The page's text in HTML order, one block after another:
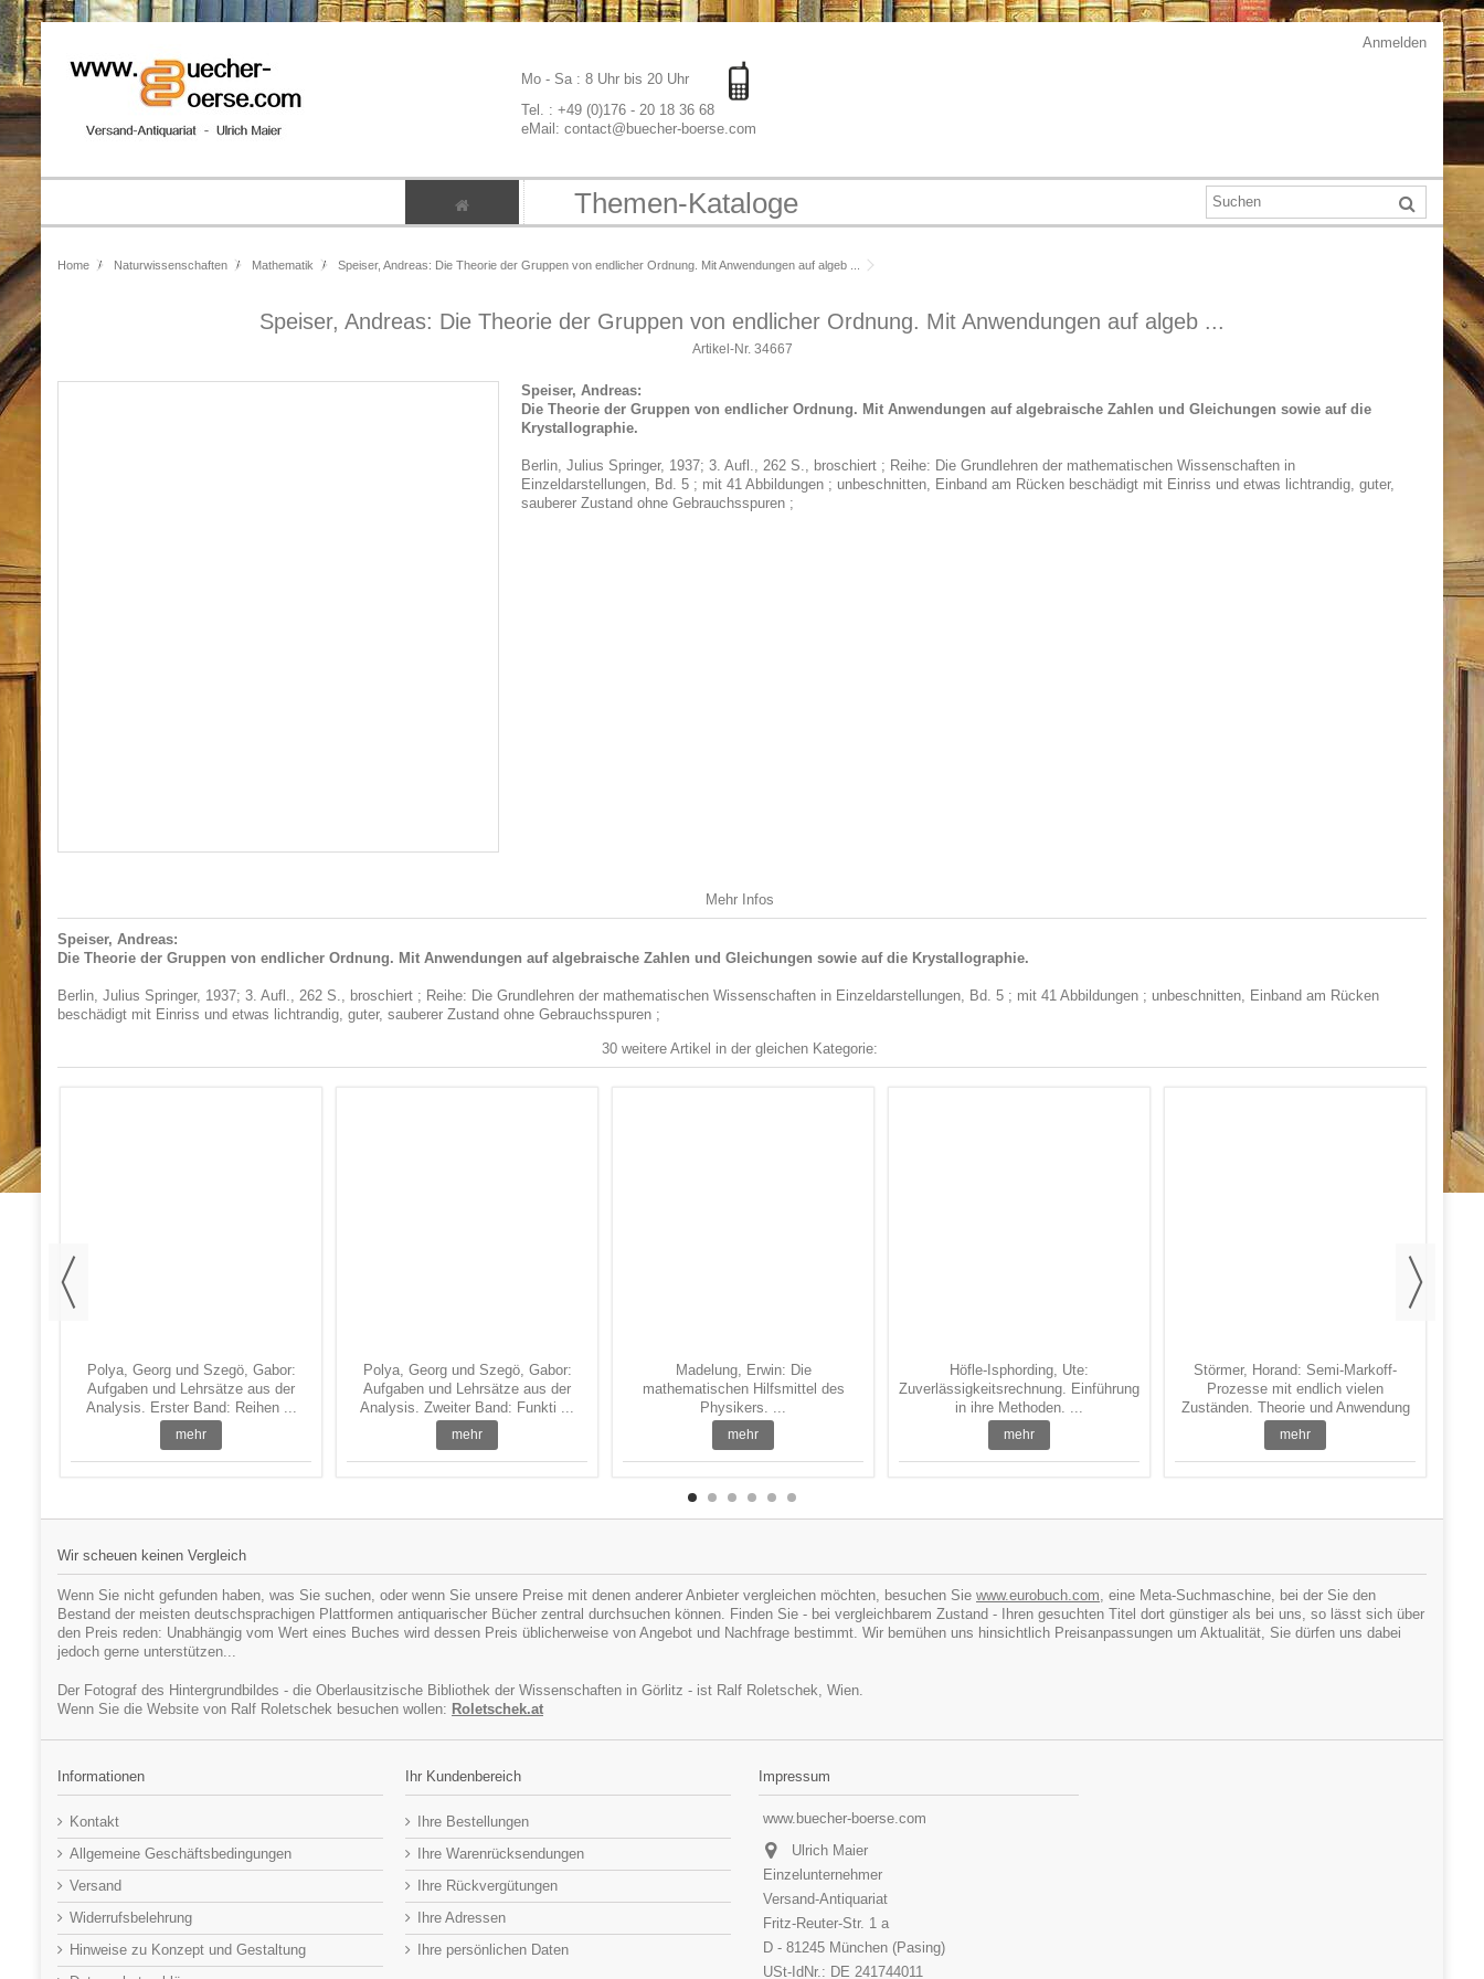
Mo - Sa : 8 Uhr bis 20 Uhr
Tel. : +49 (0)176 - 20 18 36 68
eMail: contact@buecher-boerse.com
Anmelden
Themen-Kataloge
Home Naturwissenschaften Mathematik Speiser, Andreas: Die Theorie der Gruppen von endlicher Ordnung. Mit Anwendungen auf algeb ...
Speiser, Andreas: Die Theorie der Gruppen von endlicher Ordnung. Mit Anwendungen auf algeb ...
Artikel-Nr. 34667
Speiser, Andreas:
Die Theorie der Gruppen von endlicher Ordnung. Mit Anwendungen auf algebraische Zahlen und Gleichungen sowie auf die
Krystallographie.
Berlin, Julius Springer, 1937; 3. Aufl., 262 S., broschiert ; Reihe: Die Grundlehren der mathematischen Wissenschaften in
Einzeldarstellungen, Bd. 5 ; mit 41 Abbildungen ; unbeschnitten, Einband am Rücken beschädigt mit Einriss und etwas lichtrandig, guter,
sauberer Zustand ohne Gebrauchsspuren ;
Mehr Infos
Speiser, Andreas:
Die Theorie der Gruppen von endlicher Ordnung. Mit Anwendungen auf algebraische Zahlen und Gleichungen sowie auf die Krystallographie.
Berlin, Julius Springer, 1937; 3. Aufl., 262 S., broschiert ; Reihe: Die Grundlehren der mathematischen Wissenschaften in Einzeldarstellungen, Bd. 5 ; mit 41 Abbildungen ; unbeschnitten, Einband am Rücken
beschädigt mit Einriss und etwas lichtrandig, guter, sauberer Zustand ohne Gebrauchsspuren ;
30 weitere Artikel in der gleichen Kategorie:
die
Polya, Georg und Szegö, Gabor:
Aufgaben und Lehrsätze aus der
Analysis. Erster Band: Reihen ...
mehr
Polya, Georg und Szegö, Gabor:
Aufgaben und Lehrsätze aus der
Analysis. Zweiter Band: Funkti ...
mehr
Madelung, Erwin: Die
mathematischen Hilfsmittel des
Physikers. ...
mehr
Höfle-Isphording, Ute:
Zuverlässigkeitsrechnung. Einführung
in ihre Methoden. ...
mehr
Störmer, Horand: Semi-Markoff-
Prozesse mit endlich vielen
Zuständen. Theorie und Anwendung
...
mehr
Wir scheuen keinen Vergleich
Wenn Sie nicht gefunden haben, was Sie suchen, oder wenn Sie unsere Preise mit denen anderer Anbieter vergleichen möchten, besuchen Sie www.eurobuch.com, eine Meta-Suchmaschine, bei der Sie den
Bestand der meisten deutschsprachigen Plattformen antiquarischer Bücher zentral durchsuchen können. Finden Sie - bei vergleichbarem Zustand - Ihren gesuchten Titel dort günstiger als bei uns, so lässt sich über
den Preis reden: Unabhängig vom Wert eines Buches wird dessen Preis üblicherweise von Angebot und Nachfrage bestimmt. Wir bemühen uns hinsichtlich Preisanpassungen um Aktualität, Sie dürfen uns dabei
jedoch gerne unterstützen...
Der Fotograf des Hintergrundbildes - die Oberlausitzische Bibliothek der Wissenschaften in Görlitz - ist Ralf Roletschek, Wien.
Wenn Sie die Website von Ralf Roletschek besuchen wollen: Roletschek.at
Informationen
Kontakt
Allgemeine Geschäftsbedingungen
Versand
Widerrufsbelehrung
Hinweise zu Konzept und Gestaltung
Ihr Kundenbereich
Ihre Bestellungen
Ihre Warenrücksendungen
Ihre Rückvergütungen
Ihre Adressen
Ihre persönlichen Daten
Impressum
www.buecher-boerse.com
Ulrich Maier
Einzelunternehmer
Versand-Antiquariat
Fritz-Reuter-Str. 1 a
D - 81245 München (Pasing)
USt-IdNr.: DE 241744011